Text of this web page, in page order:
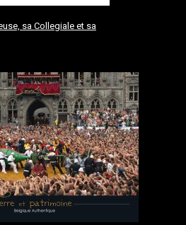
sa Collegiale et sa